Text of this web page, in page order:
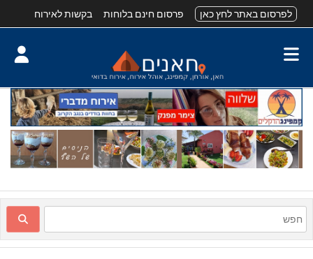
לפרסום באתר לחץ כאן פרסום חינם בלוחות בקשות לאירוח